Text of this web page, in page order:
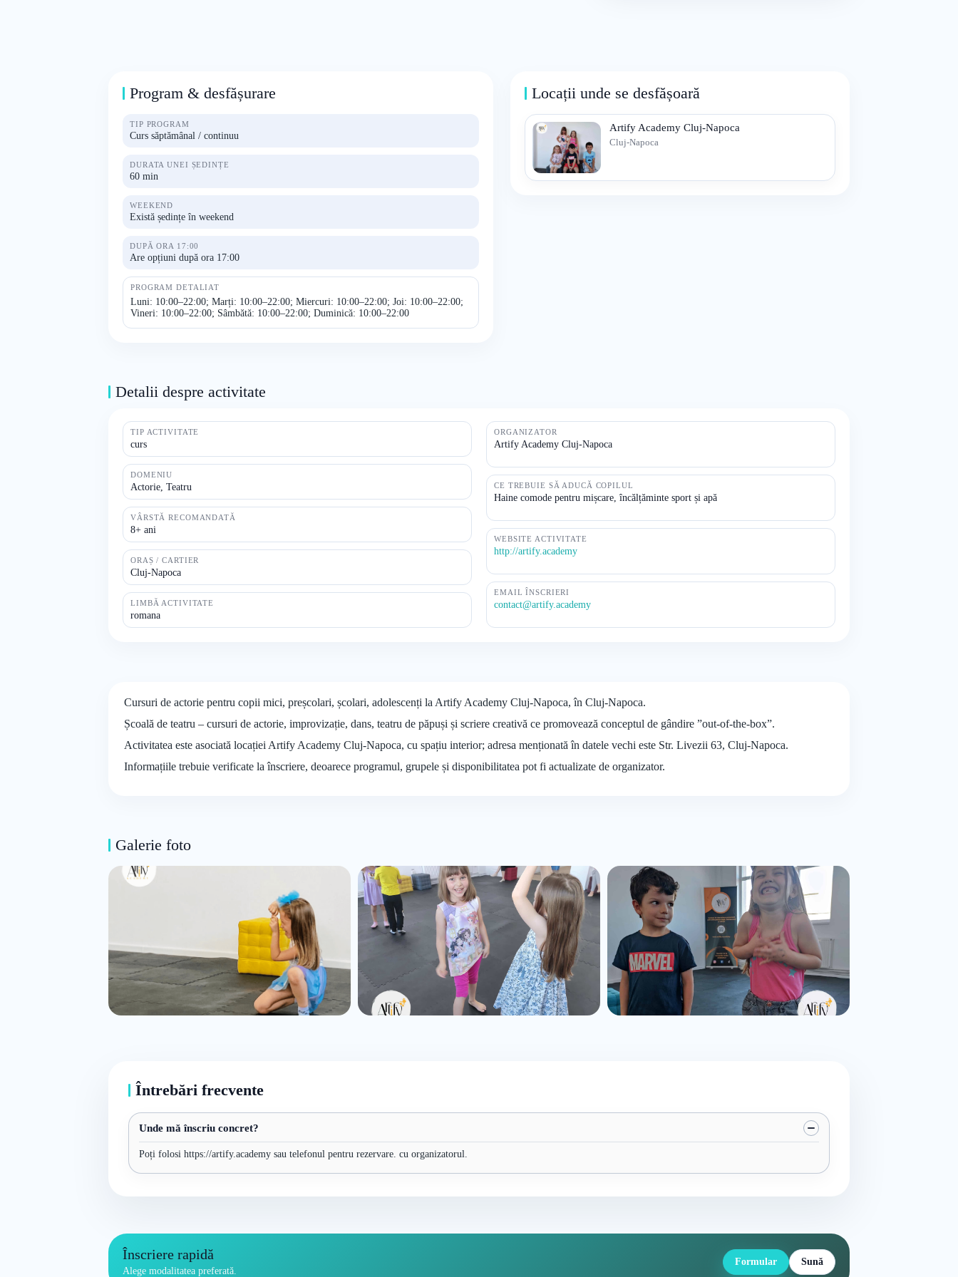
Program & desfășurare
TIP PROGRAM
Curs săptămânal / continuu
DURATA UNEI ȘEDINȚE
60 min
WEEKEND
Există ședințe în weekend
DUPĂ ORA 17:00
Are opțiuni după ora 17:00
PROGRAM DETALIAT
Luni: 10:00–22:00; Marți: 10:00–22:00; Miercuri: 10:00–22:00; Joi: 10:00–22:00;
Vineri: 10:00–22:00; Sâmbătă: 10:00–22:00; Duminică: 10:00–22:00
Locații unde se desfășoară
Artify Academy Cluj-Napoca
Cluj-Napoca
Detalii despre activitate
TIP ACTIVITATE
curs
DOMENIU
Actorie, Teatru
VÂRSTĂ RECOMANDATĂ
8+ ani
ORAȘ / CARTIER
Cluj-Napoca
LIMBĂ ACTIVITATE
romana
ORGANIZATOR
Artify Academy Cluj-Napoca
CE TREBUIE SĂ ADUCĂ COPILUL
Haine comode pentru mișcare, încălțăminte sport și apă
WEBSITE ACTIVITATE
http://artify.academy
EMAIL ÎNSCRIERI
contact@artify.academy
Cursuri de actorie pentru copii mici, preșcolari, școlari, adolescenți la Artify Academy Cluj-Napoca, în Cluj-Napoca.
Școală de teatru – cursuri de actorie, improvizație, dans, teatru de păpuși și scriere creativă ce promovează conceptul de gândire ”out-of-the-box”.
Activitatea este asociată locației Artify Academy Cluj-Napoca, cu spațiu interior; adresa menționată în datele vechi este Str. Livezii 63, Cluj-Napoca.
Informațiile trebuie verificate la înscriere, deoarece programul, grupele și disponibilitatea pot fi actualizate de organizator.
Galerie foto
Întrebări frecvente
Unde mă înscriu concret?
Poți folosi https://artify.academy sau telefonul pentru rezervare. cu organizatorul.
Înscriere rapidă
Alege modalitatea preferată.
Formular Sună